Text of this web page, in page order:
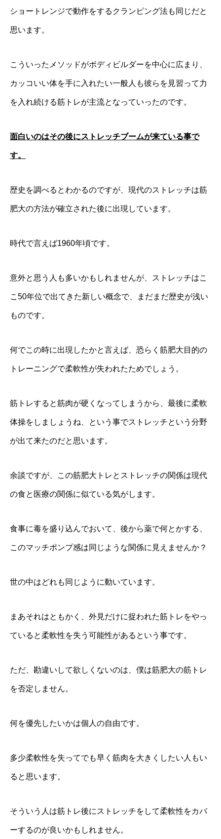
ショートレンジで動作をするクランピング法も同じだと
思います。
こういったメソッドがボディビルダーを中心に広まり、
カッコいい体を手に入れたい一般人も彼らを見習って力
を入れ続ける筋トレが主流となっていったのです。
面白いのはその後にストレッチブームが来ている事で
す。
歴史を調べるとわかるのですが、現代のストレッチは筋
肥大の方法が確立された後に出現しています。
時代で言えば1960年頃です。
意外と思う人も多いかもしれませんが、ストレッチはこ
こ50年位で出てきた新しい概念で、まだまだ歴史が浅い
ものです。
何でこの時に出現したかと言えば、恐らく筋肥大目的の
トレーニングで柔軟性が失われたためでしょう。
筋トレすると筋肉が硬くなってしまうから、最後に柔軟
体操をしましょうね、という事でストレッチという分野
が出て来たのだと思います。
余談ですが、この筋肥大トレとストレッチの関係は現代
の食と医療の関係に似ている気がします。
食事に毒を盛り込んでおいて、後から薬で何とかする、
このマッチポンプ感は同じような関係に見えませんか？
世の中はどれも同じように動いています。
まあそれはともかく、外見だけに捉われた筋トレをやっ
ていると柔軟性を失う可能性があるという事です。
ただ、勘違いして欲しくないのは、僕は筋肥大の筋トレ
を否定しません。
何を優先したいかは個人の自由です。
多少柔軟性を失ってでも早く筋肉を大きくしたい人もい
ると思います。
そういう人は筋トレ後にストレッチをして柔軟性をカバ
ーするのが良いかもしれません。